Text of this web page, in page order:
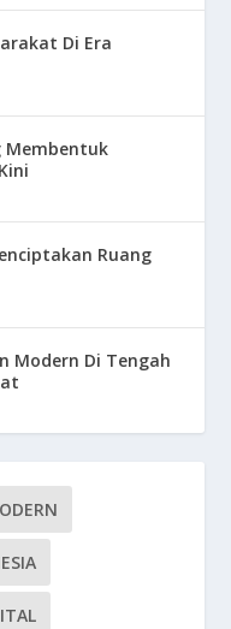
Di Era
Membentuk
Ruang
Modern Di Tengah